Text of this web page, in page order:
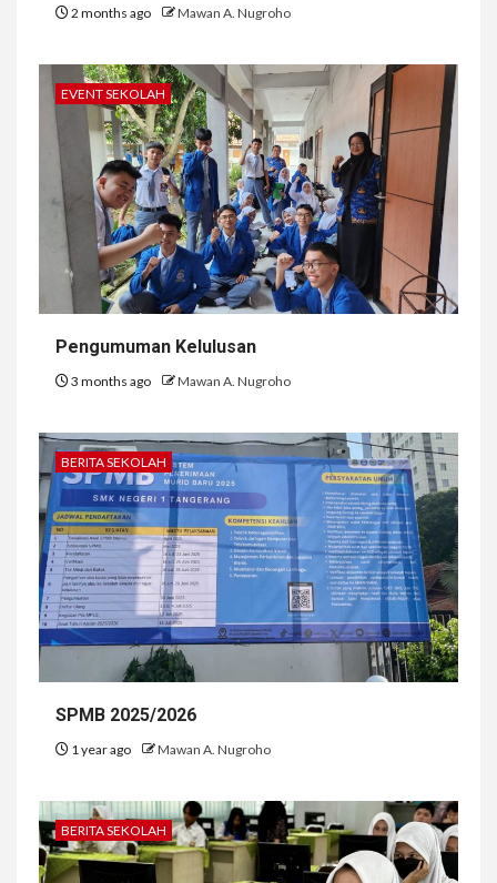
2 months ago Mawan A. Nugroho
EVENT SEKOLAH
Pengumuman Kelulusan
3 months ago Mawan A. Nugroho
BERITA SEKOLAH
SPMB 2025/2026
1 year ago Mawan A. Nugroho
BERITA SEKOLAH